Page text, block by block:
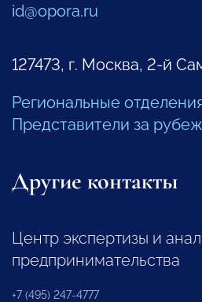
id@opora.ru
127473, г. Москва, 2-й
Региональные
Представители за
Другие контакты
Центр экспертизы и
предпринимательства
+7 (495) 247-4777